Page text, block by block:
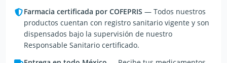
Farmacia certificada por COFEPRIS — Todos nuestros
productos cuentan con registro sanitario vigente y son
dispensados bajo la supervisión de nuestro
Responsable Sanitario certificado.